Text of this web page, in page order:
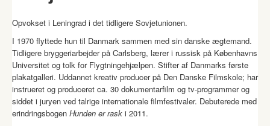
Opvokset i Leningrad i det tidligere Sovjetunionen.
I 1970 flyttede hun til Danmark sammen med sin danske ægtemand.
Tidligere bryggeriarbejder på Carlsberg, lærer i russisk på Københavns
Universitet og tolk for Flygtningehjælpen. Stifter af Danmarks første
plakatgalleri. Uddannet kreativ producer på Den Danske Filmskole; har
instrueret og produceret ca. 30 dokumentarfilm og tv-programmer og
siddet i juryen ved talrige internationale filmfestivaler. Debuterede med
erindringsbogen Hunden er rask i 2011.